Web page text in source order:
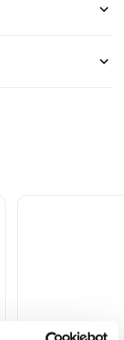
expand_more
expand_more